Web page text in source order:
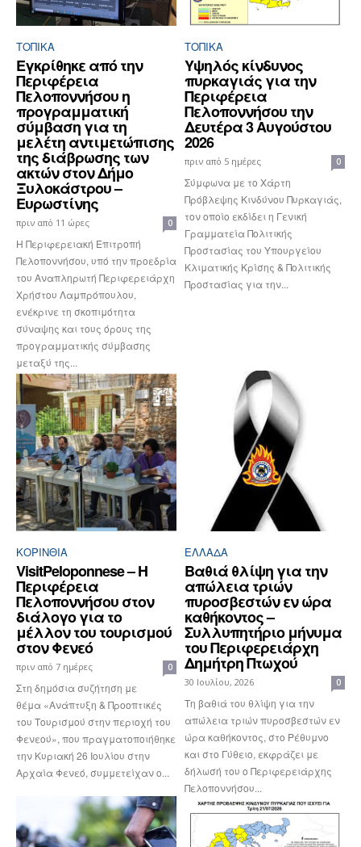
ΤΟΠΙΚΑ
Εγκρίθηκε από την
Περιφέρεια
Πελοποννήσου η
προγραμματική
σύμβαση για τη
μελέτη αντιμετώπισης
της διάβρωσης των
ακτών στον Δήμο
Ξυλοκάστρου –
Ευρωστίνης
πριν από 11 ώρες 0
Η Περιφερειακή Επιτροπή
Πελοποννήσου, υπό την προεδρία
του Αναπληρωτή Περιφερειάρχη
Χρήστου Λαμπρόπουλου,
ενέκρινε τη σκοπιμότητα
σύναψης και τους όρους της
προγραμματικής σύμβασης
μεταξύ της...
ΤΟΠΙΚΑ
Υψηλός κίνδυνος
πυρκαγιάς για την
Περιφέρεια
Πελοποννήσου την
Δευτέρα 3 Αυγούστου
2026
πριν από 5 ημέρες 0
Σύμφωνα με το Χάρτη
Πρόβλεψης Κινδύνου Πυρκαγιάς,
τον οποίο εκδίδει η Γενική
Γραμματεία Πολιτικής
Προστασίας του Υπουργείου
Κλιματικής Κρίσης & Πολιτικής
Προστασίας για την...
ΚΟΡΙΝΘΊΑ
VisitPeloponnese – Η
Περιφέρεια
Πελοποννήσου στον
διάλογο για το
μέλλον του τουρισμού
στον Φενεό
πριν από 7 ημέρες 0
Στη δημόσια συζήτηση με
θέμα «Ανάπτυξη & Προοπτικές
του Τουρισμού στην περιοχή του
Φενεού», που πραγματοποιήθηκε
την Κυριακή 26 Ιουλίου στην
Αρχαία Φενεό, συμμετείχαν ο...
ΕΛΛΆΔΑ
Βαθιά θλίψη για την
απώλεια τριών
πυροσβεστών εν ώρα
καθήκοντος –
Συλλυπητήριο μήνυμα
του Περιφερειάρχη
Δημήτρη Πτωχού
30 Ιουλίου, 2026 0
Τη βαθιά του θλίψη για την
απώλεια τριών πυροσβεστών εν
ώρα καθήκοντος, στο Ρέθυμνο
και στο Γύθειο, εκφράζει με
δήλωσή του ο Περιφερειάρχης
Πελοποννήσου...